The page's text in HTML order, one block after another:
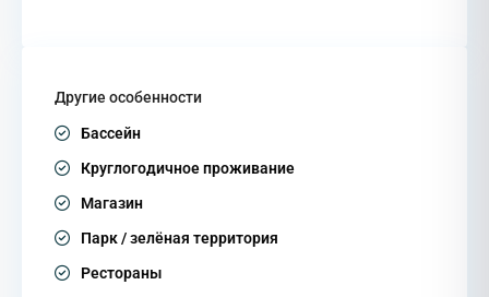
Другие особенности
Бассейн
Круглогодичное проживание
Магазин
Парк / зелёная территория
Рестораны